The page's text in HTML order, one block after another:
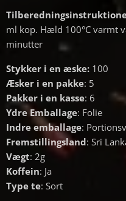
ml kop. Hæld 100°C varmt
minutter
Stykker i en æske: 100
Æsker i en pakke: 5
Pakker i en kasse: 6
Ydre Emballage: Folie
Indre emballage:
Fremstillingsland: Sri
Vægt: 2g
Koffein: Ja
Type te: Sort